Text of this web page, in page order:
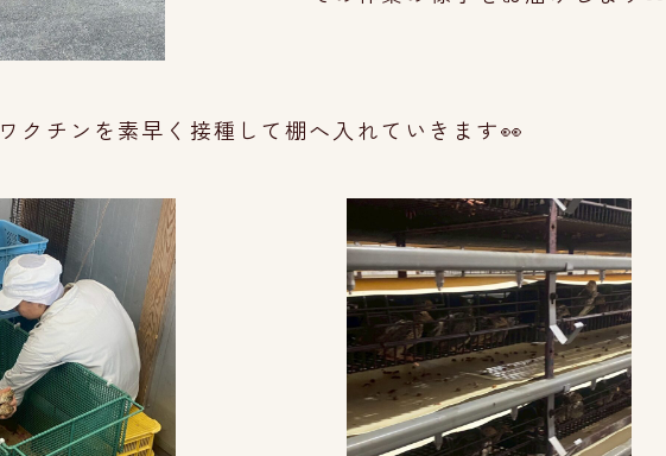
ワクチンを素早く接種して棚へ入れていきます👀